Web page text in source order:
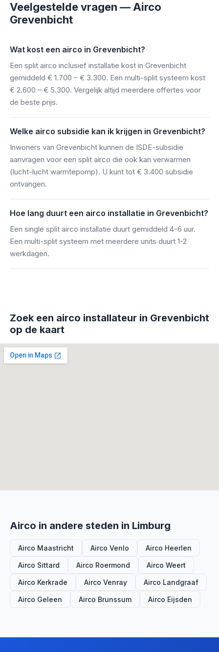
Veelgestelde vragen — Airco
Grevenbicht
Wat kost een airco in Grevenbicht?
Een split airco inclusief installatie kost in Grevenbicht
gemiddeld € 1.700 – € 3.300. Een multi-split systeem kost
€ 2.600 – € 5.300. Vergelijk altijd meerdere offertes voor
de beste prijs.
Welke airco subsidie kan ik krijgen in Grevenbicht?
Inwoners van Grevenbicht kunnen de ISDE-subsidie
aanvragen voor een split airco die ook kan verwarmen
(lucht-lucht warmtepomp). U kunt tot € 3.400 subsidie
ontvangen.
Hoe lang duurt een airco installatie in Grevenbicht?
Een single split airco installatie duurt gemiddeld 4-6 uur.
Een multi-split systeem met meerdere units duurt 1-2
werkdagen.
Zoek een airco installateur in Grevenbicht
op de kaart
Airco in andere steden in Limburg
Airco Maastricht Airco Venlo Airco Heerlen
Airco Sittard Airco Roermond Airco Weert
Airco Kerkrade Airco Venray Airco Landgraaf
Airco Geleen Airco Brunssum Airco Eijsden